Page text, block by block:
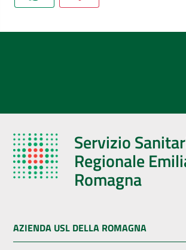
Servizio
Regionale
Romagna
AZIENDA USL DELLA ROMAGNA